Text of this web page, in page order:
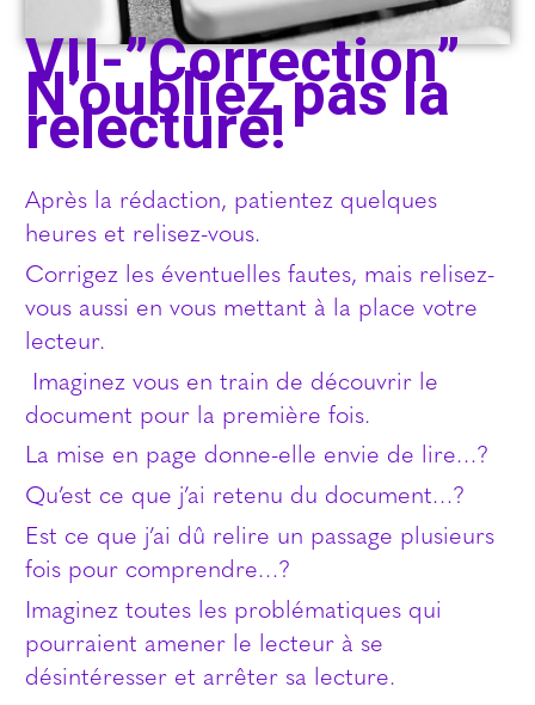
VII-”Correction”
N’oubliez pas la
relecture!
Après la rédaction, patientez quelques
heures et relisez-vous.
Corrigez les éventuelles fautes, mais relisez-
vous aussi en vous mettant à la place votre
lecteur.
Imaginez vous en train de découvrir le
document pour la première fois.
La mise en page donne-elle envie de lire…?
Qu’est ce que j’ai retenu du document…?
Est ce que j’ai dû relire un passage plusieurs
fois pour comprendre…?
Imaginez toutes les problématiques qui
pourraient amener le lecteur à se
désintéresser et arrêter sa lecture.